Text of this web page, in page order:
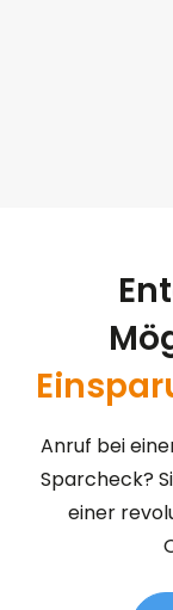
Anruf bei
Sparcheck?
einer